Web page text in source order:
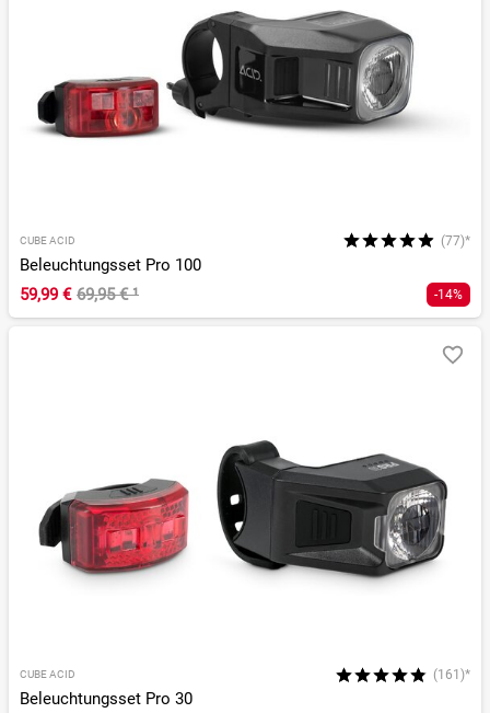
CUBE ACID (77)*
Beleuchtungsset Pro 100
59,99 € 69,95 €¹ -14%
CUBE ACID (161)*
Beleuchtungsset Pro 30